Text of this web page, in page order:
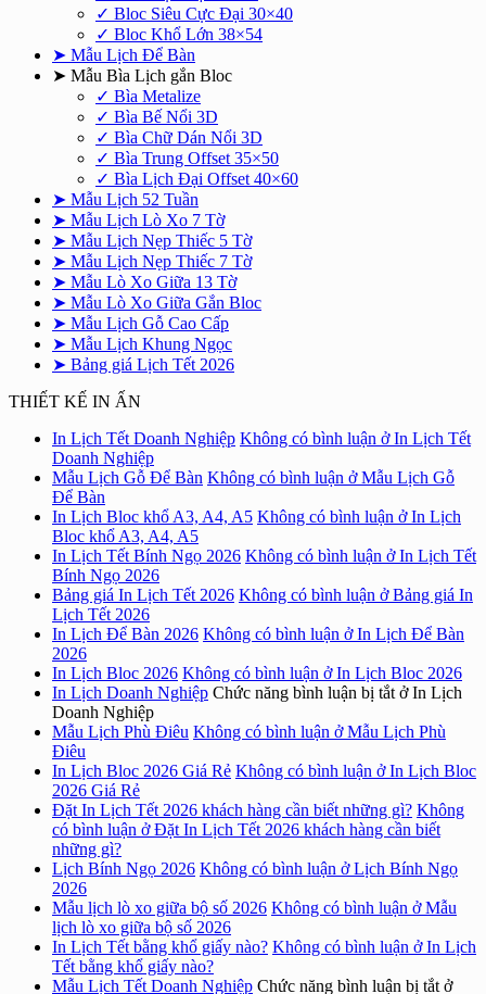
✓ Bloc Siêu Cực Đại 30×40
✓ Bloc Khổ Lớn 38×54
➤ Mẫu Lịch Để Bàn
➤ Mẫu Bìa Lịch gắn Bloc
✓ Bìa Metalize
✓ Bìa Bế Nổi 3D
✓ Bìa Chữ Dán Nổi 3D
✓ Bìa Trung Offset 35×50
✓ Bìa Lịch Đại Offset 40×60
➤ Mẫu Lịch 52 Tuần
➤ Mẫu Lịch Lò Xo 7 Tờ
➤ Mẫu Lịch Nẹp Thiếc 5 Tờ
➤ Mẫu Lịch Nẹp Thiếc 7 Tờ
➤ Mẫu Lò Xo Giữa 13 Tờ
➤ Mẫu Lò Xo Giữa Gắn Bloc
➤ Mẫu Lịch Gỗ Cao Cấp
➤ Mẫu Lịch Khung Ngọc
➤ Bảng giá Lịch Tết 2026
THIẾT KẾ IN ẤN
In Lịch Tết Doanh Nghiệp Không có bình luận ở In Lịch Tết
Doanh Nghiệp
Mẫu Lịch Gỗ Để Bàn Không có bình luận ở Mẫu Lịch Gỗ
Để Bàn
In Lịch Bloc khổ A3, A4, A5 Không có bình luận ở In Lịch
Bloc khổ A3, A4, A5
In Lịch Tết Bính Ngọ 2026 Không có bình luận ở In Lịch Tết
Bính Ngọ 2026
Bảng giá In Lịch Tết 2026 Không có bình luận ở Bảng giá In
Lịch Tết 2026
In Lịch Để Bàn 2026 Không có bình luận ở In Lịch Để Bàn
2026
In Lịch Bloc 2026 Không có bình luận ở In Lịch Bloc 2026
In Lịch Doanh Nghiệp Chức năng bình luận bị tắt ở In Lịch
Doanh Nghiệp
Mẫu Lịch Phù Điêu Không có bình luận ở Mẫu Lịch Phù
Điêu
In Lịch Bloc 2026 Giá Rẻ Không có bình luận ở In Lịch Bloc
2026 Giá Rẻ
Đặt In Lịch Tết 2026 khách hàng cần biết những gì? Không
có bình luận ở Đặt In Lịch Tết 2026 khách hàng cần biết
những gì?
Lịch Bính Ngọ 2026 Không có bình luận ở Lịch Bính Ngọ
2026
Mẫu lịch lò xo giữa bộ số 2026 Không có bình luận ở Mẫu
lịch lò xo giữa bộ số 2026
In Lịch Tết bằng khổ giấy nào? Không có bình luận ở In Lịch
Tết bằng khổ giấy nào?
Mẫu Lịch Tết Doanh Nghiệp Chức năng bình luận bị tắt ở